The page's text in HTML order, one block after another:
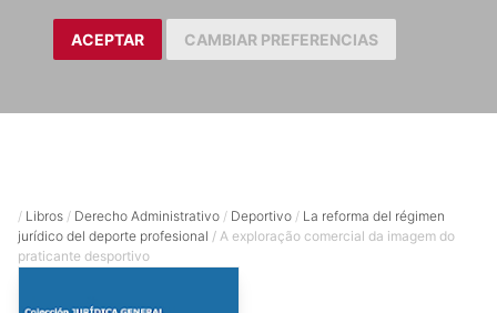
ACEPTAR CAMBIAR PREFERENCIAS
/ Libros / Derecho Administrativo / Deportivo / La reforma del régimen
jurídico del deporte profesional / A exploração comercial da imagem do
praticante desportivo